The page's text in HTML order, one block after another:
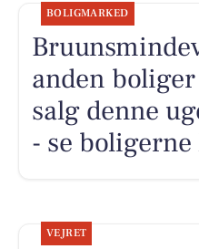
BOLIGMARKED
anden
salg denne
- se boligerne
VEJRET